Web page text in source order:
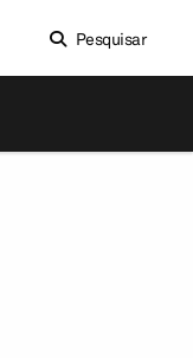
Pesquisar